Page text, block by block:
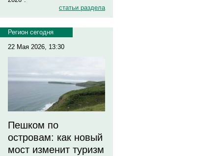
статьи раздела
Регион сегодня
22 Мая 2026, 13:30
Пешком по
островам: как новый
мост изменит туризм